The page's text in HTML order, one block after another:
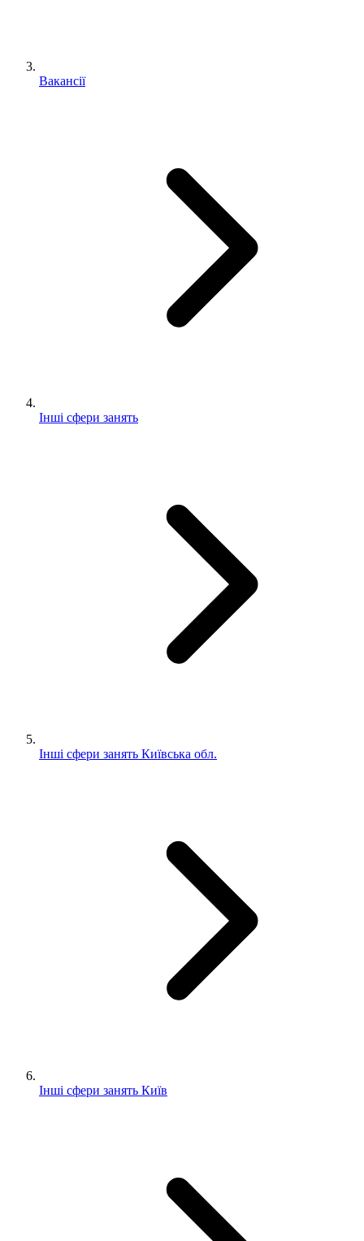
Вакансії
Інші сфери занять
Інші сфери занять Київська обл.
Інші сфери занять Київ